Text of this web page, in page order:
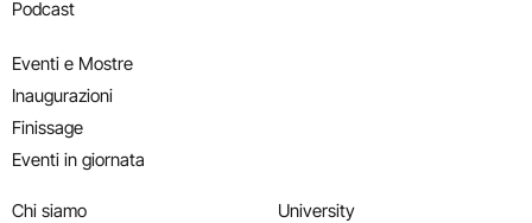
Podcast
Eventi e Mostre
Inaugurazioni
Finissage
Eventi in giornata
Chi siamo
University